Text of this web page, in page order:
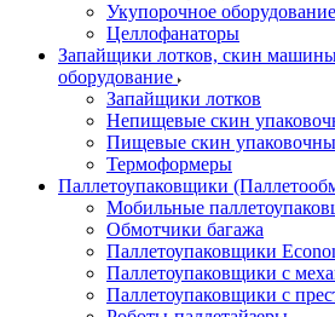
Укупорочное оборудование
Целлофанаторы
Запайщики лотков, скин
оборудование
Запайщики лотков
Непищевые скин
Пищевые скин
Термоформеры
Паллетоупаковщики
Мобильные
Обмотчики багажа
Паллетоупаковщики
Паллетоупаковщики с
Паллетоупаковщики с